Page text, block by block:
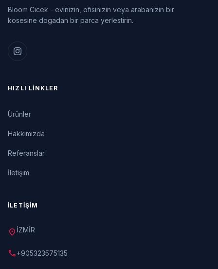
Bloom Cicek - evinizin, ofisinizin veya arabanizin bir
kosesine dogadan bir parca yerlestirin.
HIZLI LINKLER
Ürünler
Hakkımızda
Referanslar
İletişim
İLETIŞIM
location_on İZMİR
call+905323575135